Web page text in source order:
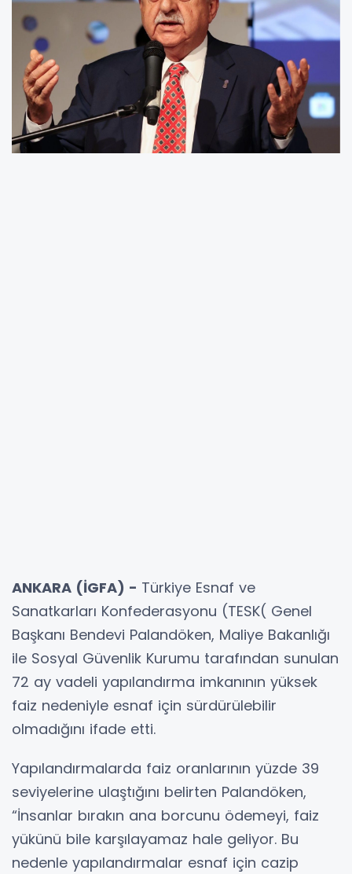
ANKARA (İGFA) - Türkiye Esnaf ve
Sanatkarları Konfederasyonu (TESK( Genel
Başkanı Bendevi Palandöken, Maliye Bakanlığı
ile Sosyal Güvenlik Kurumu tarafından sunulan
72 ay vadeli yapılandırma imkanının yüksek
faiz nedeniyle esnaf için sürdürülebilir
olmadığını ifade etti.
Yapılandırmalarda faiz oranlarının yüzde 39
seviyelerine ulaştığını belirten Palandöken,
“İnsanlar bırakın ana borcunu ödemeyi, faiz
yükünü bile karşılayamaz hale geliyor. Bu
nedenle yapılandırmalar esnaf için cazip